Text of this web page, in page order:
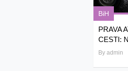
BiH
PRAVA
CESTI:
By admin